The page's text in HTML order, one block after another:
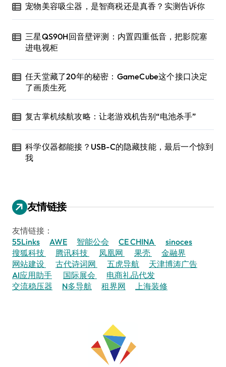
宠物美容吸尘器，是智商税还是真香？实测告诉你
三星QS90H回音壁评测：内置四重低音，把影院塞
进电视柜
任天堂藏了20年的秘密：GameCube这个接口决定
了画质生死
复古掌机续航攻略：让老游戏机告别“电池杀手”
科学仪器都能接？USB-C的隐藏技能，最后一个惊到
我
友情链接
友情链接：
55Links
AWE 智能公会 CE CHINA
sinoces
搜狐科技
腾讯科技 凤凰网 果壳
金融界
网站建设
古代诗词网 五虎导航
天津博涛广告
AI应用助手
国际展会
电商礼品代发
交流稳压器
N多导航 租界网 上海装修